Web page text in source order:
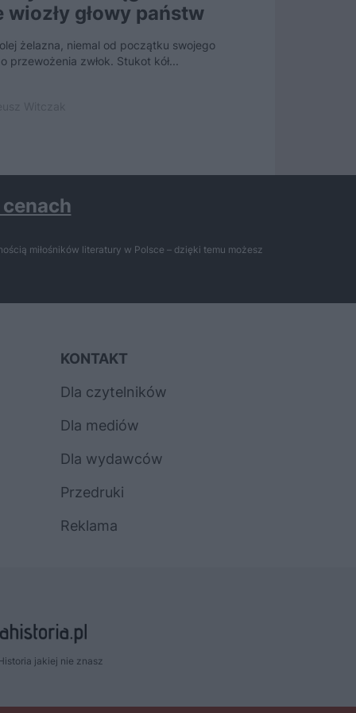
głowy państw
żelazna, niemal od początku swojego
przewożenia zwłok. Stukot kół...
miłośników literatury w Polsce – dzięki temu możesz
KONTAKT
Dla czytelników
Dla mediów
Dla wydawców
Przedruki
Reklama
jakiej nie znasz